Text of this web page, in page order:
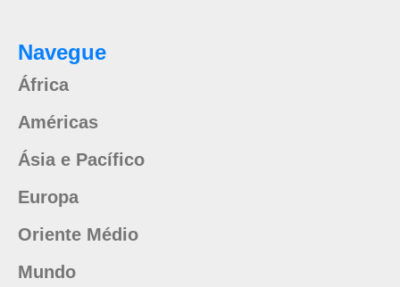
Navegue
África
Américas
Ásia e Pacífico
Europa
Oriente Médio
Mundo